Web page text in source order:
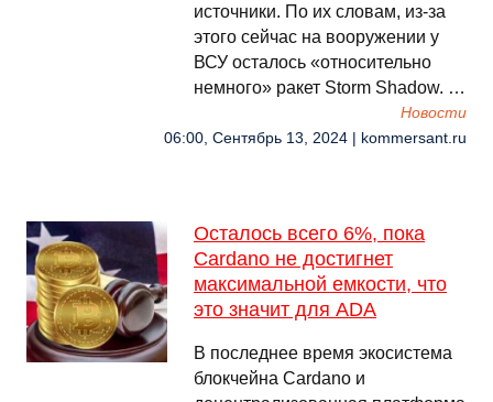
источники. По их словам, из-за
этого сейчас на вооружении у
ВСУ осталось «относительно
немного» ракет Storm Shadow. …
Новости
06:00, Сентябрь 13, 2024 | kommersant.ru
Осталось всего 6%, пока
Cardano не достигнет
максимальной емкости, что
это значит для ADA
В последнее время экосистема
блокчейна Cardano и